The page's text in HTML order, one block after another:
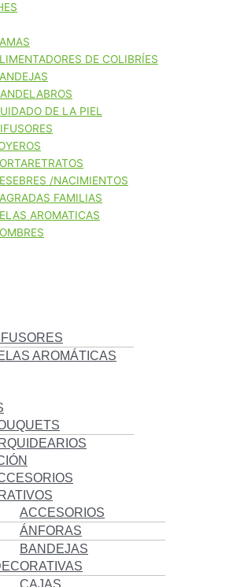
DE COLIBRÍES
DE LA PIEL
/NACIMIENTOS
FAMILIAS
AROMATICAS
AROMÁTICAS
ACCESORIOS
ÁNFORAS
BANDEJAS